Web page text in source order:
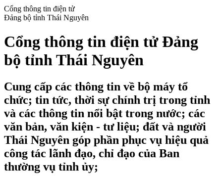
Cổng thông tin điện tử
Đảng bộ tỉnh Thái Nguyên
Cổng thông tin điện tử Đảng
bộ tỉnh Thái Nguyên
Cung cấp các thông tin về bộ máy tổ
chức; tin tức, thời sự chính trị trong tỉnh
và các thông tin nổi bật trong nước; các
văn bản, văn kiện - tư liệu; đất và người
Thái Nguyên góp phần phục vụ hiệu quả
công tác lãnh đạo, chỉ đạo của Ban
thường vụ tỉnh ủy;